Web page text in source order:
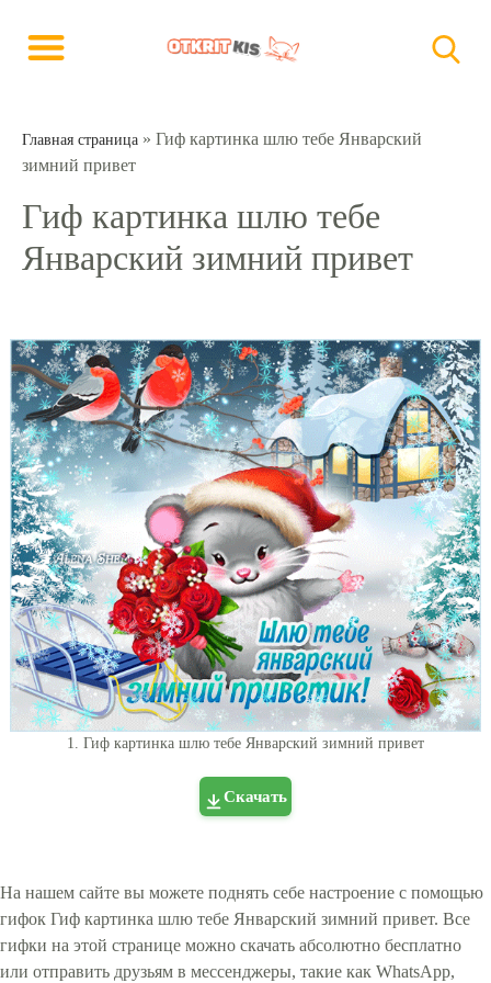
Главная страница » Гиф картинка шлю тебе Январский
зимний привет
Гиф картинка шлю тебе
Январский зимний привет
1. Гиф картинка шлю тебе Январский зимний привет
Скачать
На нашем сайте вы можете поднять себе настроение с помощью
гифок Гиф картинка шлю тебе Январский зимний привет. Все
гифки на этой странице можно скачать абсолютно бесплатно
или отправить друзьям в мессенджеры, такие как WhatsApp,